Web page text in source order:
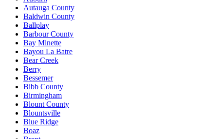
Autauga County
Baldwin County
Ballplay
Barbour County
Bay Minette
Bayou La Batre
Bear Creek
Berry
Bessemer
Bibb County
Birmingham
Blount County
Blountsville
Blue Ridge
Boaz